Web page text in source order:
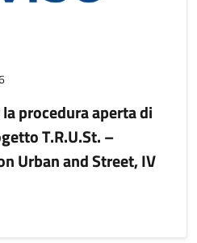
procedura aperta di
T.R.U.St. –
Urban and Street, IV